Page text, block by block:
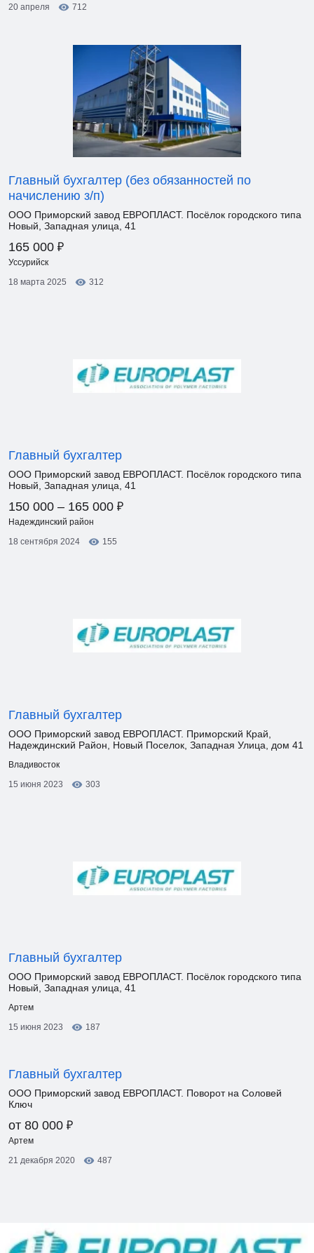
20 апреля
712
Главный бухгалтер (без обязанностей по
начислению з/п)
ООО Приморский завод ЕВРОПЛАСТ. Посёлок городского типа
Новый, Западная улица, 41
165 000 ₽
Уссурийск
18 марта 2025
312
Главный бухгалтер
ООО Приморский завод ЕВРОПЛАСТ. Посёлок городского типа
Новый, Западная улица, 41
150 000 – 165 000 ₽
Надеждинский район
18 сентября 2024
155
Главный бухгалтер
ООО Приморский завод ЕВРОПЛАСТ. Приморский Край,
Надеждинский Район, Новый Поселок, Западная Улица, дом 41
Владивосток
15 июня 2023
303
Главный бухгалтер
ООО Приморский завод ЕВРОПЛАСТ. Посёлок городского типа
Новый, Западная улица, 41
Артем
15 июня 2023
187
Главный бухгалтер
ООО Приморский завод ЕВРОПЛАСТ. Поворот на Соловей
Ключ
от 80 000 ₽
Артем
21 декабря 2020
487